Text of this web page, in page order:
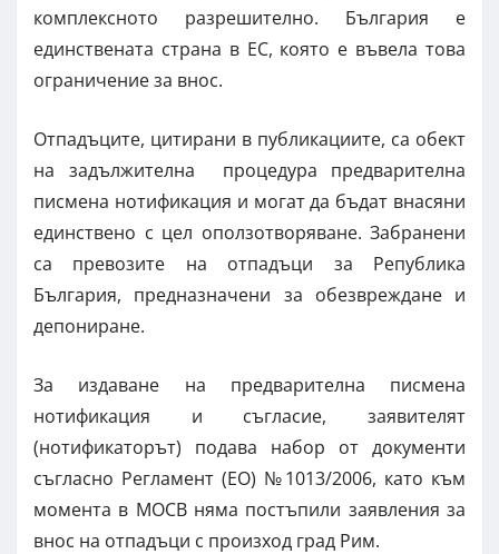
комплексното разрешително. България е
единствената страна в ЕС, която е въвела това
ограничение за внос.
Отпадъците, цитирани в публикациите, са обект
на задължителна процедура предварителна
писмена нотификация и могат да бъдат внасяни
единствено с цел оползотворяване. Забранени
са превозите на отпадъци за Република
България, предназначени за обезвреждане и
депониране.
За издаване на предварителна писмена
нотификация и съгласие, заявителят
(нотификаторът) подава набор от документи
съгласно Регламент (EО) №1013/2006, като към
момента в МОСВ няма постъпили заявления за
внос на отпадъци с произход град Рим.